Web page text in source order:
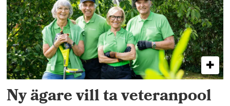
Ny ägare vill ta veteranpool